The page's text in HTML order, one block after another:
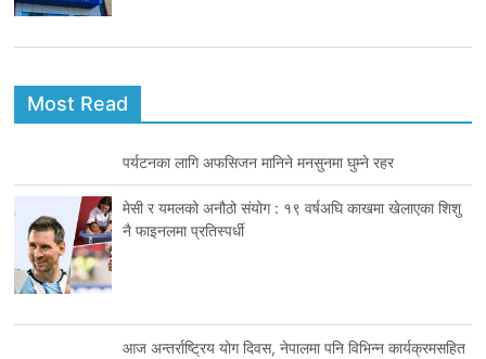
Most Read
पर्यटनका लागि अफसिजन मानिने मनसुनमा घुम्ने रहर
मेसी र यमलको अनौठो संयोग : १९ वर्षअघि काखमा खेलाएका शिशु
नै फाइनलमा प्रतिस्पर्धी
आज अन्तर्राष्ट्रिय योग दिवस, नेपालमा पनि विभिन्न कार्यक्रमसहित